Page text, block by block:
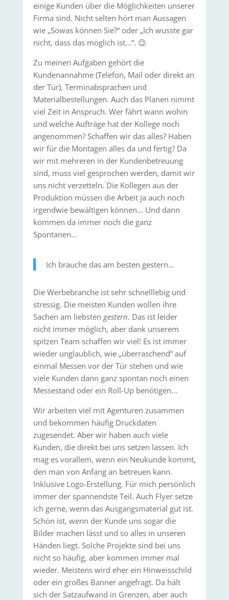
einige Kunden über die Möglichkeiten unserer
Firma sind. Nicht selten hört man Aussagen
wie „Sowas können Sie?“ oder „Ich wusste gar
nicht, dass das möglich ist…“. 😉
Zu meinen Aufgaben gehört die
Kundenannahme (Telefon, Mail oder direkt an
der Tür), Terminabsprachen und
Materialbestellungen. Auch das Planen nimmt
viel Zeit in Anspruch. Wer fährt wann wohin
und welche Aufträge hat der Kollege noch
angenommen? Schaffen wir das alles? Haben
wir für die Montagen alles da und fertig? Da
wir mit mehreren in der Kundenbetreuung
sind, muss viel gesprochen werden, damit wir
uns nicht verzetteln. Die Kollegen aus der
Produktion müssen die Arbeit ja auch noch
irgendwie bewältigen können… Und dann
kommen da immer noch die ganz
Spontanen…
Ich brauche das am besten gestern…
Die Werbebranche ist sehr schnelllebig und
stressig. Die meisten Kunden wollen ihre
Sachen am liebsten gestern. Das ist leider
nicht immer möglich, aber dank unserem
spitzen Team schaffen wir viel! Es ist immer
wieder unglaublich, wie „überraschend“ auf
einmal Messen vor der Tür stehen und wie
viele Kunden dann ganz spontan noch einen
Messestand oder ein Roll-Up benötigen…
Wir arbeiten viel mit Agenturen zusammen
und bekommen häufig Druckdaten
zugesendet. Aber wir haben auch viele
Kunden, die direkt bei uns setzen lassen. Ich
mag es vorallem, wenn ein Neukunde kommt,
den man von Anfang an betreuen kann.
Inklusive Logo-Erstellung. Für mich persönlich
immer der spannendste Teil. Auch Flyer setze
ich gerne, wenn das Ausgangsmaterial gut ist.
Schön ist, wenn der Kunde uns sogar die
Bilder machen lässt und so alles in unseren
Händen liegt. Solche Projekte sind bei uns
nicht so häufig, aber kommen immer mal
wieder. Meistens wird eher ein Hinweisschild
oder ein großes Banner angefragt. Da hält
sich der Satzaufwand in Grenzen, aber auch